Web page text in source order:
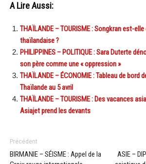
A Lire Aussi:
THAÏLANDE – TOURISME : Songkran est-
thaïlandaise ?
PHILIPPINES – POLITIQUE : Sara Duterte
son père comme une « oppression »
THAÏLANDE – ÉCONOMIE : Tableau de bord
Thaïlande au 5 avril
THAÏLANDE – TOURISME : Des vacances
Asiajet prend les devants
Précédent
BIRMANIE – SÉISME : Appel de la
ASIE –